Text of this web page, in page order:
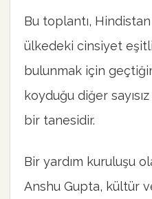
Bu toplantı,
ülkedeki cinsiyet
bulunmak için
koyduğu diğer
bir tanesidir.
Bir yardım kuruluşu
Anshu Gupta, kültür